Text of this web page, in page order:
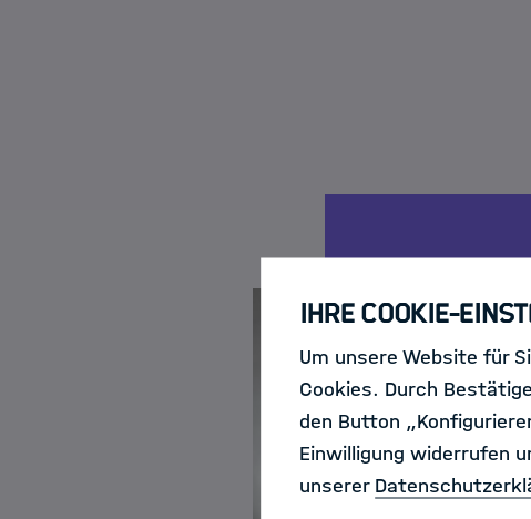
Ihre Cookie-
Um unsere Website für
Cookies. Durch
den Button
Einwilligung widerrufen
unserer